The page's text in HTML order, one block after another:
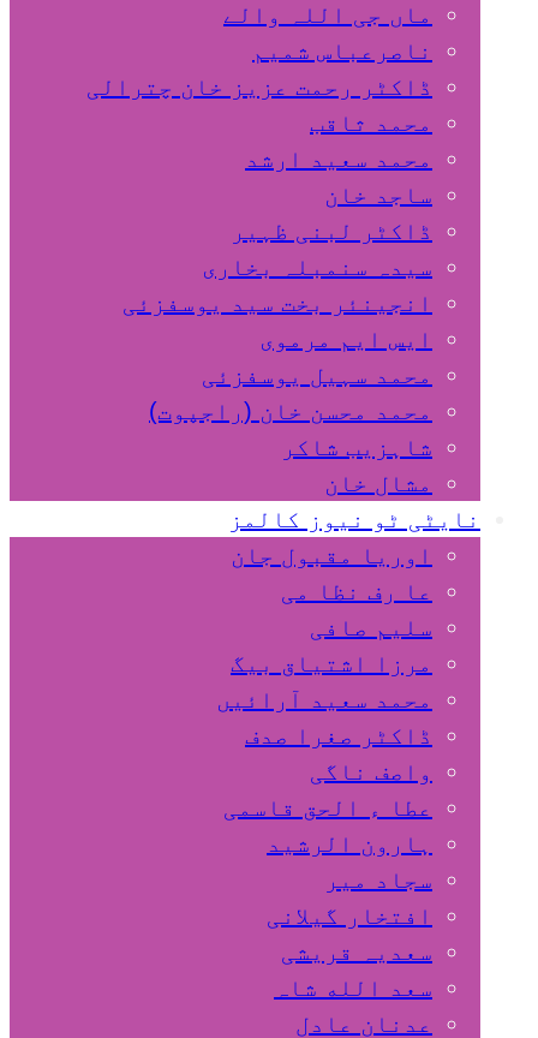
ماں جی اللہ والے
ناصرعباس شمیم
ڈاکٹر رحمت عزیز خان چترالی
محمد ثاقب
محمد سعید ارشد
ساجد خان
ڈاکٹر لبنی ظہیر
سیدہ سنمبلہ بخاری
انجینئر بخت سید یوسفزئی
ایس ایم مرموی
محمد سہیل یوسفزئی
محمد محسن خان (راجپوت)
شاہزیب شاکر
مشال خان
نایٹی ٹو نیوز کالمز
اوریا مقبول جان
عا رف نظا می
سلیم صافی
مرزا اشتیاق بیگ
محمد سعید آرائیں
ڈاکٹر صغرا صدف
واصف ناگی
عطا ء الحق قاسمی
ہارون الرشید
سجاد میر
افتخار گیلانی
سعدیہ قریشی
سعد الله شاہ
عدنان عادل